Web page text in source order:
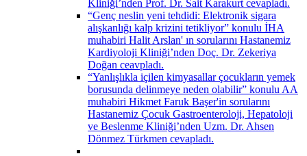
Kliniği’nden Prof. Dr. Sait Karakurt cevapladı.
“Genç neslin yeni tehdidi: Elektronik sigara
alışkanlığı kalp krizini tetikliyor” konulu İHA
muhabiri Halit Arslan' ın sorularını Hastanemiz
Kardiyoloji Kliniği’nden Doç. Dr. Zekeriya
Doğan ceavpladı.
“Yanlışlıkla içilen kimyasallar çocukların yemek
borusunda delinmeye neden olabilir” konulu AA
muhabiri Hikmet Faruk Başer'in sorularını
Hastanemiz Çocuk Gastroenteroloji, Hepatoloji
ve Beslenme Kliniği’nden Uzm. Dr. Ahsen
Dönmez Türkmen cevapladı.